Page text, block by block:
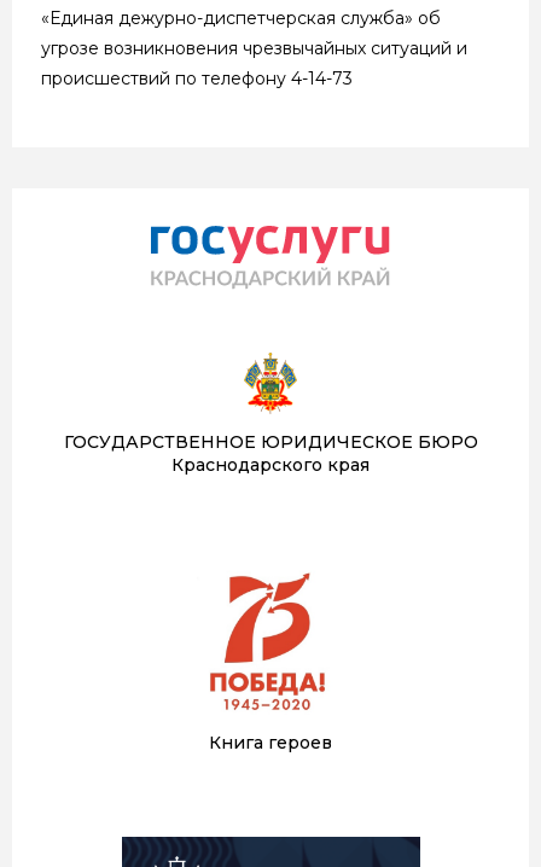
«Единая дежурно-диспетчерская служба» об
угрозе возникновения чрезвычайных ситуаций и
происшествий по телефону 4-14-73
ГОСУДАРСТВЕННОЕ ЮРИДИЧЕСКОЕ БЮРО
Краснодарского края
Книга героев